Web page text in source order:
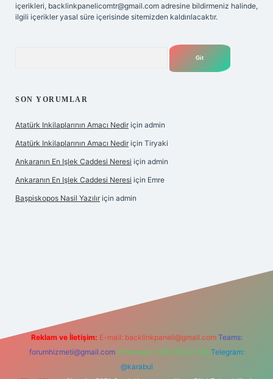
içerikleri, backlinkpanelicomtr@gmail.com adresine bildirmeniz halinde,
ilgili içerikler yasal süre içerisinde sitemizden kaldırılacaktır.
SON YORUMLAR
Atatürk Inkilaplarının Amacı Nedir için admin
Atatürk Inkilaplarının Amacı Nedir için Tiryaki
Ankaranın En Işlek Caddesi Neresi için admin
Ankaranın En Işlek Caddesi Neresi için Emre
Başpiskopos Nasil Yazılır için admin
Reklam ve İletişim: E-mail: backlinkpaneli@gmail.com Teams:
forumhizmeti@gmail.com Whatsapp: 0262 606 0 726 Telegram:
@karabul